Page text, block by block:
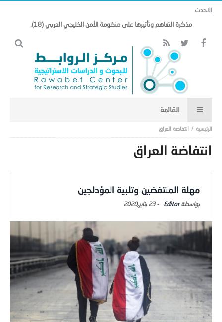
الاحدث
مذكرة التفاهم وتأثيرها على منظومة الأمن الخليجي العربي (18).
انتفاضة العراق
انتفاضة العراق
مهلة المنتفضين وتلبية المؤدلجين
Editor
-23 يناير,2020